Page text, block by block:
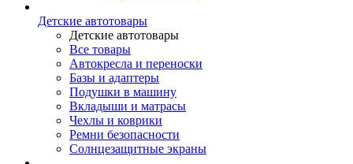
Детские автотовары
Детские автотовары
Все товары
Автокресла и переноски
Базы и адаптеры
Подушки в машину
Вкладыши и матрасы
Чехлы и коврики
Ремни безопасности
Солнцезащитные экраны